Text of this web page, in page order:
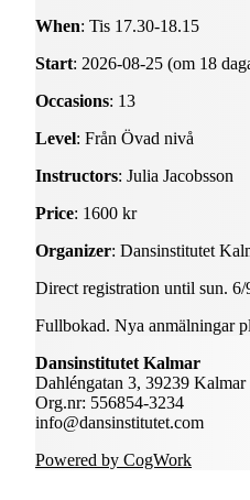
When: Tis 17.30-18.15
Start: 2026-08-25 (om 18
Occasions: 13
Level: Från Övad nivå
Instructors: Julia Jacobsson
Price: 1600 kr
Organizer: Dansinstitutet
Direct registration until sun. 6/
Fullbokad. Nya anmälningar
Dansinstitutet Kalmar
Dahléngatan 3, 39239 Kalmar
Org.nr: 556854-3234
info@dansinstitutet.com
Powered by CogWork